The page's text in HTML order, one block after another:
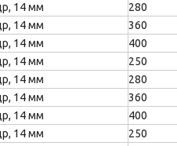
14 мм
280
14 мм
360
14 мм
400
14 мм
250
14 мм
280
14 мм
360
14 мм
400
14 мм
250